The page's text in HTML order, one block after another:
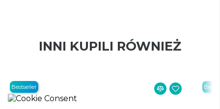
INNI KUPILI RÓWNIEŻ
Bestseller